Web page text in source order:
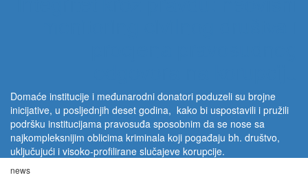
Domaće institucije i međunarodni donatori poduzeli su brojne
inicijative, u posljednjih deset godina, kako bi uspostavili i pružili
podršku institucijama pravosuđa sposobnim da se nose sa
najkompleksnijim oblicima kriminala koji pogađaju bh. društvo,
uključujući i visoko-profilirane slučajeve korupcije.
news